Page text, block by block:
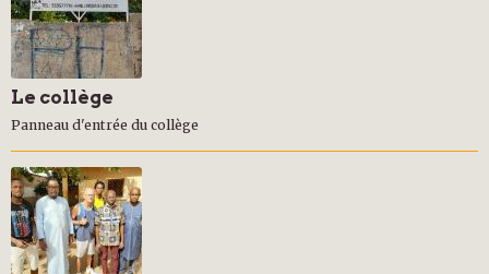
Le collège
Panneau d'entrée du collège